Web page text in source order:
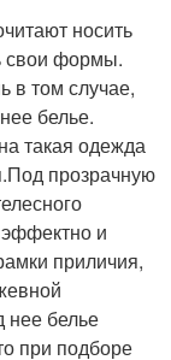
носить
свои формы.
в том случае,
белье.
такая одежда
прозрачную
и
приличия,
нее белье
при подборе